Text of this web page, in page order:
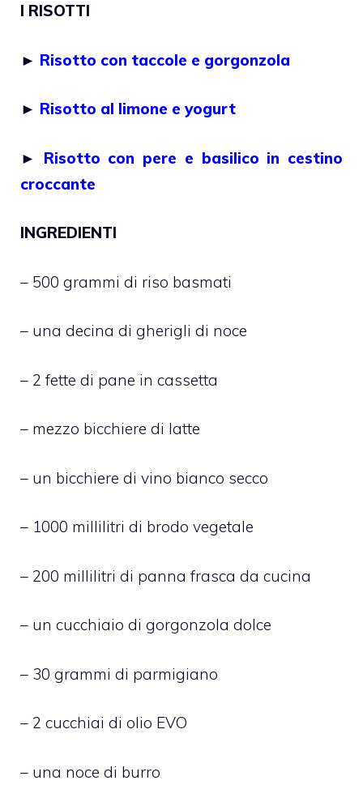
I RISOTTI
► Risotto con taccole e gorgonzola
► Risotto al limone e yogurt
► Risotto con pere e basilico in cestino
croccante
INGREDIENTI
– 500 grammi di riso basmati
– una decina di gherigli di noce
– 2 fette di pane in cassetta
– mezzo bicchiere di latte
– un bicchiere di vino bianco secco
– 1000 millilitri di brodo vegetale
– 200 millilitri di panna frasca da cucina
– un cucchiaio di gorgonzola dolce
– 30 grammi di parmigiano
– 2 cucchiai di olio EVO
– una noce di burro